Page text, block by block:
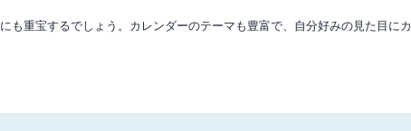
も重宝するでしょう。カレンダーのテーマも豊富で、自分好みの見た目にカ